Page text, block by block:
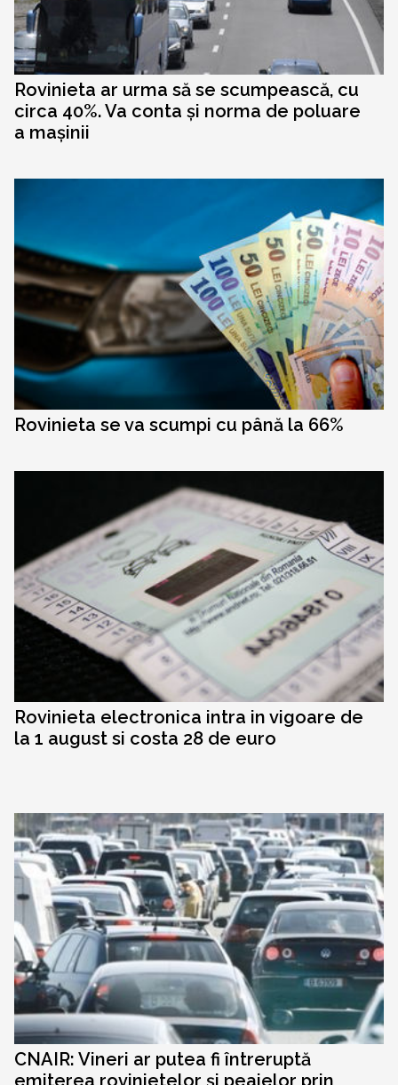
Rovinieta ar urma să se scumpească, cu
circa 40%. Va conta și norma de poluare
a mașinii
Rovinieta se va scumpi cu până la 66%
Rovinieta electronica intra in vigoare de
la 1 august si costa 28 de euro
CNAIR: Vineri ar putea fi întreruptă